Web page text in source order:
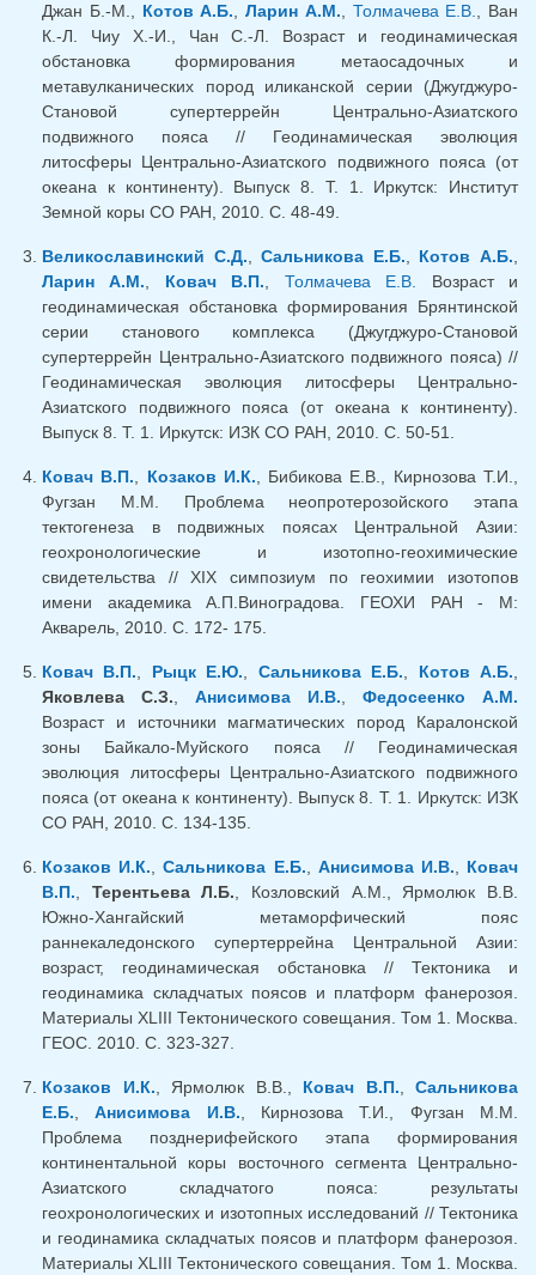
Джан Б.-М., Котов А.Б., Ларин А.М., Толмачева Е.В., Ван
К.-Л. Чиу Х.-И., Чан С.-Л. Возраст и геодинамическая
обстановка формирования метаосадочных и
метавулканических пород иликанской серии (Джугджуро-
Становой супертеррейн Центрально-Азиатского
подвижного пояса // Геодинамическая эволюция
литосферы Центрально-Азиатского подвижного пояса (от
океана к континенту). Выпуск 8. Т. 1. Иркутск: Институт
Земной коры СО РАН, 2010. С. 48-49.
Великославинский С.Д.,Сальникова Е.Б., Котов А.Б.,
Ларин А.М., Ковач В.П., Толмачева Е.В. Возраст и
геодинамическая обстановка формирования Брянтинской
серии станового комплекса (Джугджуро-Становой
супертеррейн Центрально-Азиатского подвижного пояса) //
Геодинамическая эволюция литосферы Центрально-
Азиатского подвижного пояса (от океана к континенту).
Выпуск 8. Т. 1. Иркутск: ИЗК СО РАН, 2010. С. 50-51.
Ковач В.П., Козаков И.К., Бибикова Е.В., Кирнозова Т.И.,
Фугзан М.М. Проблема неопротерозойского этапа
тектогенеза в подвижных поясах Центральной Азии:
геохронологические и изотопно-геохимические
свидетельства // XIX симпозиум по геохимии изотопов
имени академика А.П.Виноградова. ГЕОХИ РАН - М:
Акварель, 2010. С. 172- 175.
Ковач В.П., Рыцк Е.Ю., Сальникова Е.Б., Котов А.Б.,
Яковлева С.З., Анисимова И.В., Федосеенко А.М.
Возраст и источники магматических пород Каралонской
зоны Байкало-Муйского пояса // Геодинамическая
эволюция литосферы Центрально-Азиатского подвижного
пояса (от океана к континенту). Выпуск 8. Т. 1. Иркутск: ИЗК
СО РАН, 2010. С. 134-135.
Козаков И.К.,Сальникова Е.Б., Анисимова И.В., Ковач
В.П., Терентьева Л.Б., Козловский А.М., Ярмолюк В.В.
Южно-Хангайский метаморфический пояс
раннекаледонского супертеррейна Центральной Азии:
возраст, геодинамическая обстановка // Тектоника и
геодинамика складчатых поясов и платформ фанерозоя.
Материалы XLIII Тектонического совещания. Том 1. Москва.
ГЕОС. 2010. С. 323-327.
Козаков И.К., Ярмолюк В.В., Ковач В.П., Сальникова
Е.Б.,Анисимова И.В., Кирнозова Т.И., Фугзан М.М.
Проблема позднерифейского этапа формирования
континентальной коры восточного сегмента Центрально-
Азиатского складчатого пояса: результаты
геохронологических и изотопных исследований // Тектоника
и геодинамика складчатых поясов и платформ фанерозоя.
Материалы XLIII Тектонического совещания. Том 1. Москва.